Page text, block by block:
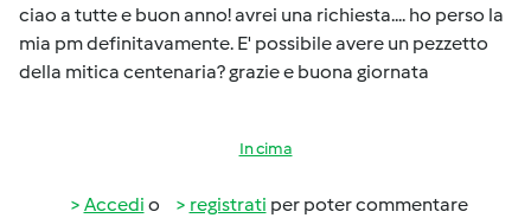
ciao a tutte e buon anno! avrei una richiesta.... ho perso la
mia pm definitavamente. E' possibile avere un pezzetto
della mitica centenaria? grazie e buona giornata
In cima
Accedi o registrati per poter commentare